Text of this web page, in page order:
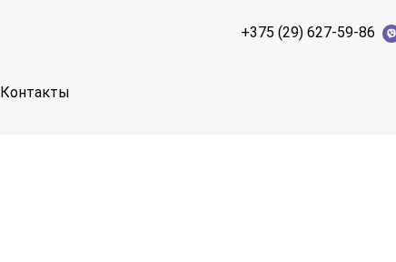
+375 (29) 627-59-86
Контакты